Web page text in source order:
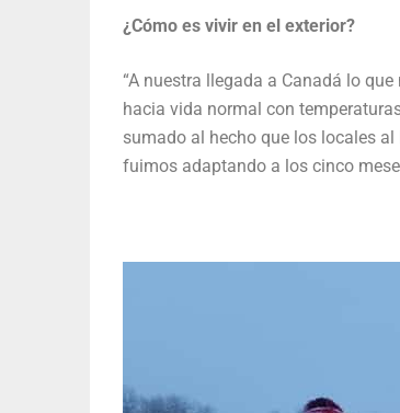
¿Cómo es vivir en el exterior?
“A nuestra llegada a Canadá lo
hacia vida normal con
sumado al hecho que los locales
fuimos adaptando a los cinco